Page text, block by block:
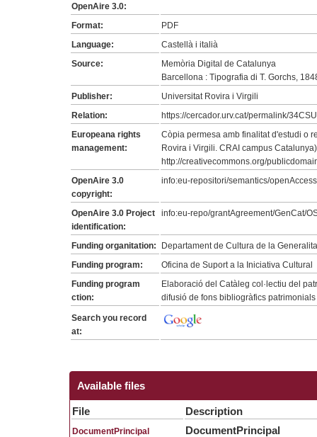
OpenAire 3.0:
Format:
PDF
Language:
Castellà i italià
Source:
Memòria Digital de Catalunya
Barcellona : Tipografia di T. Gorchs,
Publisher:
Universitat Rovira i Virgili
Relation:
https://cercador.urv.cat/permalink/
Europeana rights
management:
Còpia permesa amb finalitat d'estudi o
Rovira i Virgili. CRAI campus
http://creativecommons.org/
OpenAire 3.0
copyright:
info:eu-repositori/semantics/openAccess
OpenAire 3.0 Project
identification:
info:eu-repo/grantAgreement/GenCat/
Funding organitation:
Departament de Cultura de la
Funding program:
Oficina de Suport a la Iniciativa Cultural
Funding program
ction:
Elaboració del Catàleg col·lectiu del
difusió de fons bibliogràfics patrimonials
Search you record
at:
Available files
File Description
DocumentPrincipal DocumentPrincipal